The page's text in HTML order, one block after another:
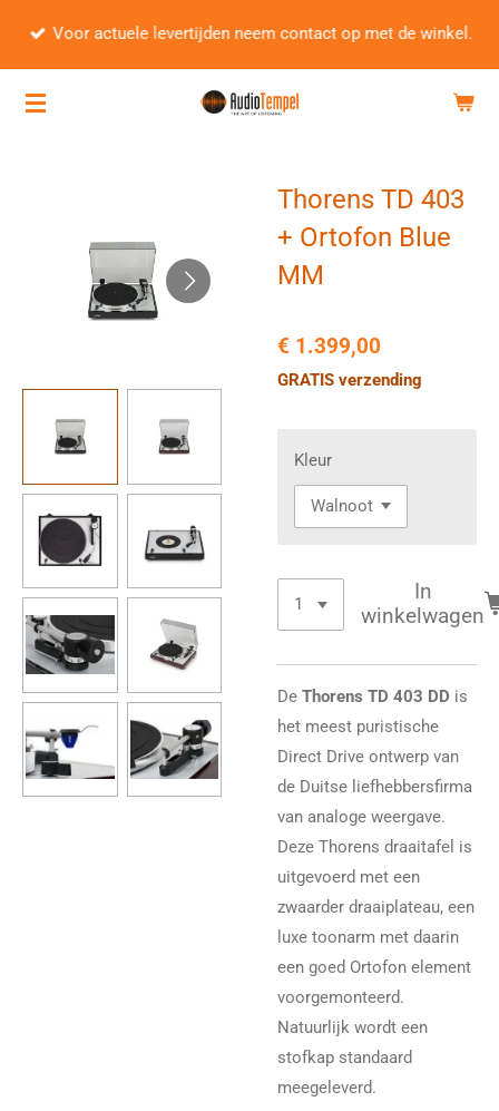
de
Voor actuele levertijden neem contact op met de winkel.
Thorens TD 403
+ Ortofon Blue
MM
€ 1.399,00
GRATIS verzending
Kleur
In
winkelwagen
De Thorens TD 403 DD is
het meest puristische
Direct Drive ontwerp van
de Duitse liefhebbersfirma
van analoge weergave.
Deze Thorens draaitafel is
uitgevoerd met een
zwaarder draaiplateau, een
luxe toonarm met daarin
een goed Ortofon element
voorgemonteerd.
Natuurlijk wordt een
stofkap standaard
meegeleverd.